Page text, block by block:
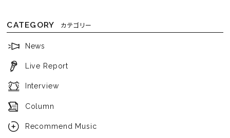
CATEGORY カテゴリー
News
Live Report
Interview
Column
Recommend Music